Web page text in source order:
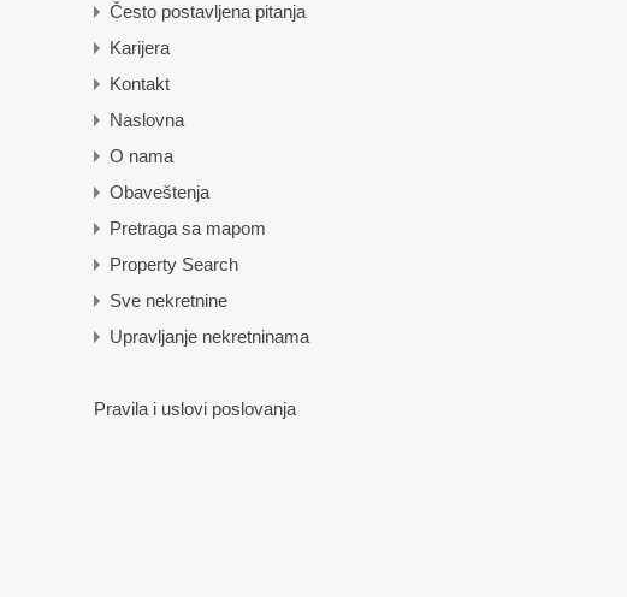
Često postavljena pitanja
Karijera
Kontakt
Naslovna
O nama
Obaveštenja
Pretraga sa mapom
Property Search
Sve nekretnine
Upravljanje nekretninama
Pravila i uslovi poslovanja